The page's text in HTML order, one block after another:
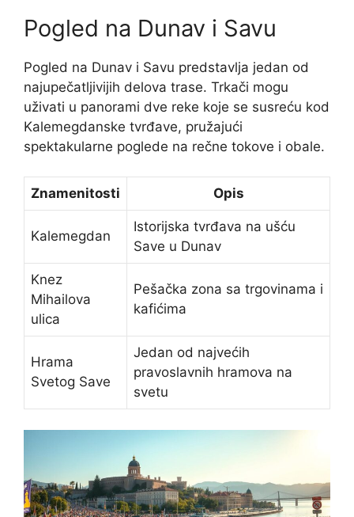
Pogled na Dunav i Savu
Pogled na Dunav i Savu predstavlja jedan od
najupečatljivijih delova trase. Trkači mogu
uživati u panorami dve reke koje se susreću kod
Kalemegdanske tvrđave, pružajući
spektakularne poglede na rečne tokove i obale.
Znamenitosti Opis
Kalemegdan
Istorijska tvrđava na ušću
Save u Dunav
Knez
Mihailova
ulica
Pešačka zona sa trgovinama i
kafićima
Hrama
Svetog Save
Jedan od najvećih
pravoslavnih hramova na
svetu